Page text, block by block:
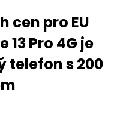
cen pro EU
13 Pro 4G je
telefon s 200